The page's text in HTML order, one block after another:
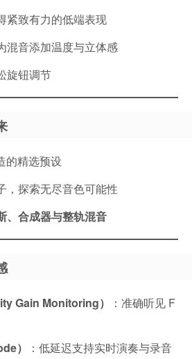
紧致有力的低端表现
混音添加温度与立体感
旋钮调节
的精选预设
，探索无尽音色可能性
、合成器与整轨混音
Gain Monitoring）
：准确听见 F
）
：低延迟支持实时演奏与录音